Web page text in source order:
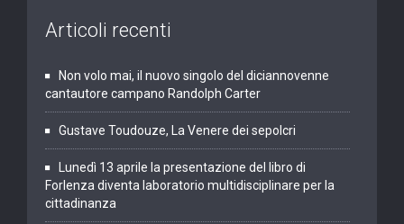
Articoli recenti
Non volo mai, il nuovo singolo del diciannovenne
cantautore campano Randolph Carter
Gustave Toudouze, La Venere dei sepolcri
Lunedì 13 aprile la presentazione del libro di
Forlenza diventa laboratorio multidisciplinare per la
cittadinanza